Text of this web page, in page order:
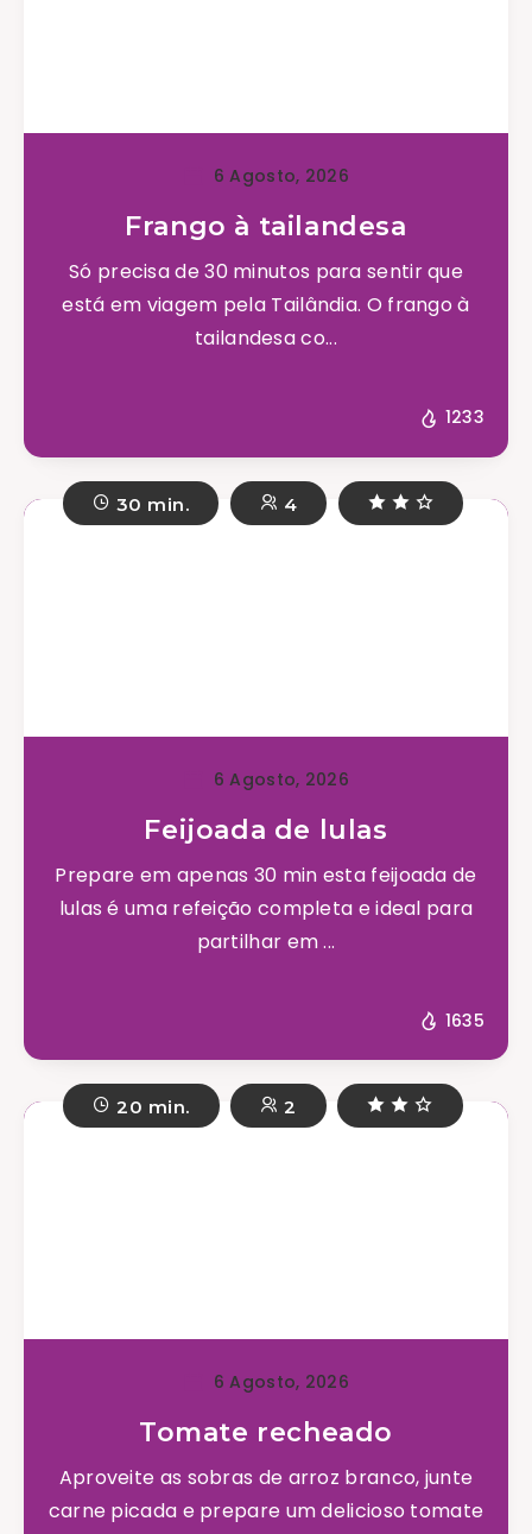
6 Agosto, 2026
Frango à tailandesa
Só precisa de 30 minutos para sentir que
está em viagem pela Tailândia. O frango à
tailandesa co...
1233
30 min. 4
6 Agosto, 2026
Feijoada de lulas
Prepare em apenas 30 min esta feijoada de
lulas é uma refeição completa e ideal para
partilhar em ...
1635
20 min. 2
6 Agosto, 2026
Tomate recheado
Aproveite as sobras de arroz branco, junte
carne picada e prepare um delicioso tomate